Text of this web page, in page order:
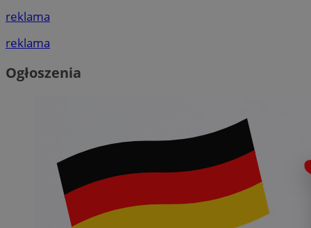
reklama
reklama
Ogłoszenia